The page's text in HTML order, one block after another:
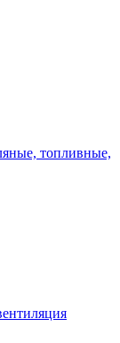
топливные,